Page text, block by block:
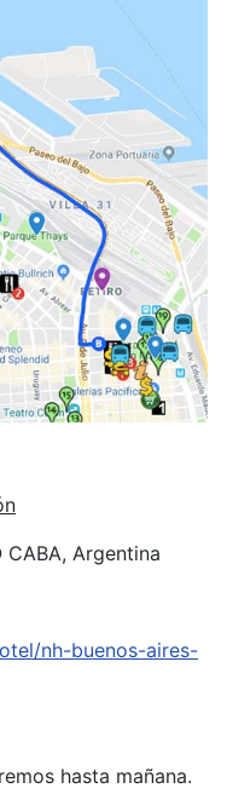
CABA, Argentina
nh-buenos-aires-
hasta mañana.